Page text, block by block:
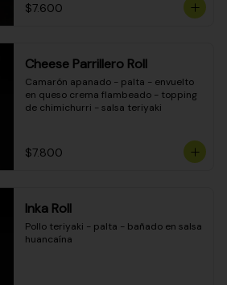
$7.600
Cheese Parrillero Roll
Camarón apanado - palta - envuelto
en queso crema flambeado - topping
de chimichurri - salsa teriyaki
$7.800
Inka Roll
Pollo teriyaki - palta - bañado en salsa
huancaína